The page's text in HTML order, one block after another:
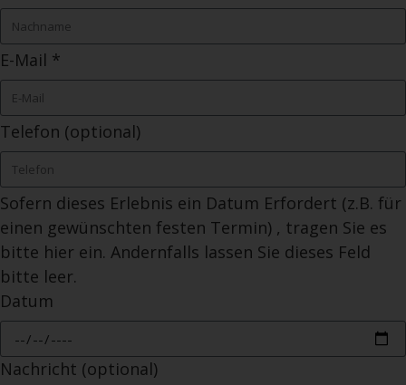
E-Mail *
Telefon (optional)
Sofern dieses Erlebnis ein Datum Erfordert (z.B. für
einen gewünschten festen Termin) , tragen Sie es
bitte hier ein. Andernfalls lassen Sie dieses Feld
bitte leer.
Datum
Nachricht (optional)